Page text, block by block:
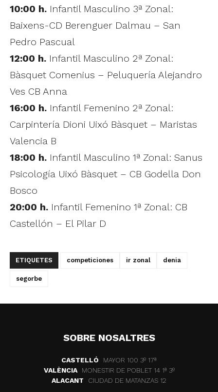
10:00 h. Infantil Masculino 3ª Zonal:
Baixens-CD Berenguer Dalmau – San
Pedro Pascual
12:00 h. Infantil Masculino 2ª Zonal:
Bàsquet Comenius – Peluquería Alejandro
Ves CB Anna
16:00 h. Infantil Femenino 2ª Zonal:
Carpintería Dioni Uixó Bàsquet – Maristas
Valencia B
18:00 h. Infantil Masculino 1ª Zonal: Sanus
Psicología Uixó Bàsquet – CB Godella Don
Bosco
20:00 h. Infantil Femenino 1ª Zonal: CB
Castellón – El Pilar D
ETIQUETES competiciones ir zonal denia
segorbe
SOBRE NOSALTRES
CASTELLÓ
MAYOR 100 3º 17ª
VALÈNCIA
MONESTIR DE POBLET 14 1ª 3º
ALACANT
CIUDAD DE MATANZAS 12